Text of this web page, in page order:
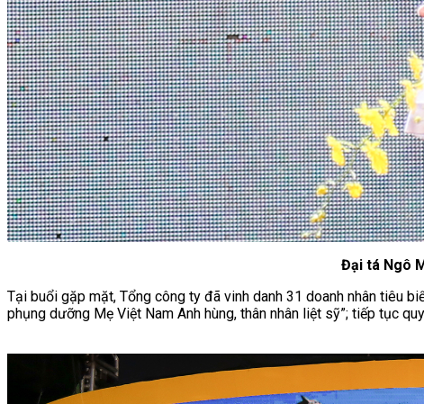
Đại tá Ngô
Tại buổi gặp mặt, Tổng công ty đã vinh danh 31 doanh nhân tiêu
phụng dưỡng Mẹ Việt Nam Anh hùng, thân nhân liệt sỹ”; tiếp tục